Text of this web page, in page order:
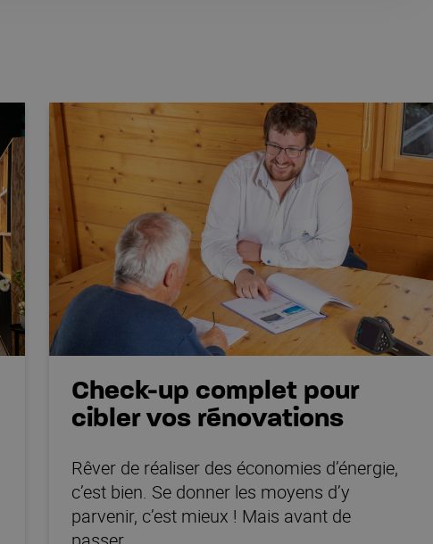
10% TAXE ET REDEVANCES
La taxe pour la promotion des
Check-up complet pour
cibler vos rénovations
Rêver de réaliser des économies d’énergie,
c’est bien. Se donner les moyens d’y
parvenir, c’est mieux ! Mais avant de